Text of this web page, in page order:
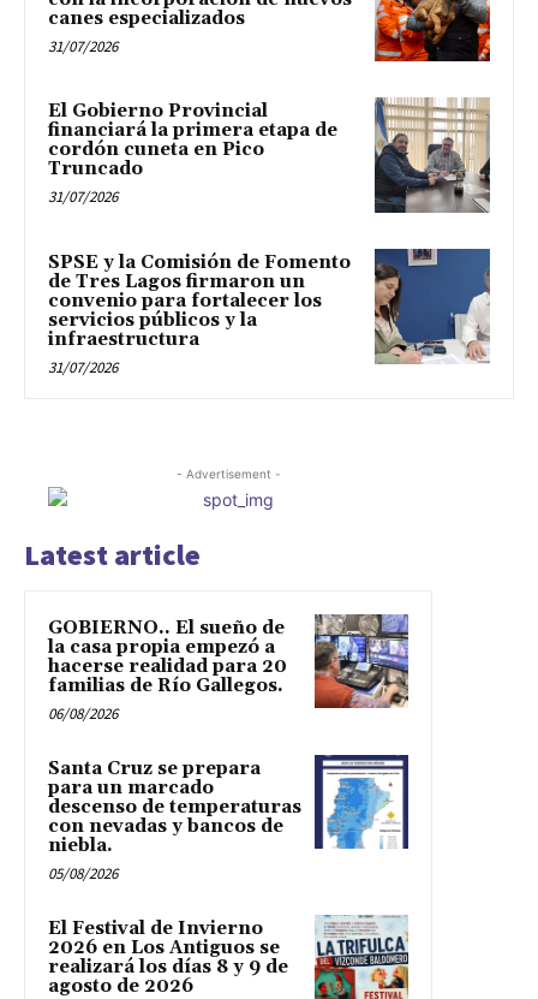
canes especializados
31/07/2026
El Gobierno Provincial
financiará la primera etapa de
cordón cuneta en Pico
Truncado
31/07/2026
SPSE y la Comisión de Fomento
de Tres Lagos firmaron un
convenio para fortalecer los
servicios públicos y la
infraestructura
31/07/2026
- Advertisement -
Latest article
GOBIERNO.. El sueño de
la casa propia empezó a
hacerse realidad para 20
familias de Río Gallegos.
06/08/2026
Santa Cruz se prepara
para un marcado
descenso de temperaturas
con nevadas y bancos de
niebla.
05/08/2026
El Festival de Invierno
2026 en Los Antiguos se
realizará los días 8 y 9 de
agosto de 2026